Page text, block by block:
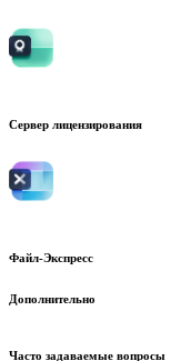
Сервер лицензирования
Файл-Экспресс
Дополнительно
Часто задаваемые вопросы